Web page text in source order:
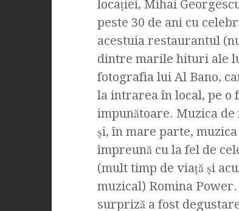
locaţiei, Mihai
peste 30 de ani cu
acestuia restaurantul
dintre marile hituri ale
fotografia lui Al Bano,
la intrarea în local, pe o
impunătoare. Muzica
şi, în mare parte,
împreună cu la fel de
(mult timp de viaţă şi
muzical) Romina
surpriză a fost